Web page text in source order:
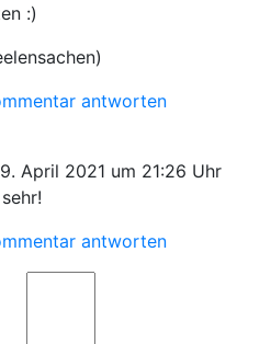
:)
antworten
April 2021 um 21:26 Uhr
antworten